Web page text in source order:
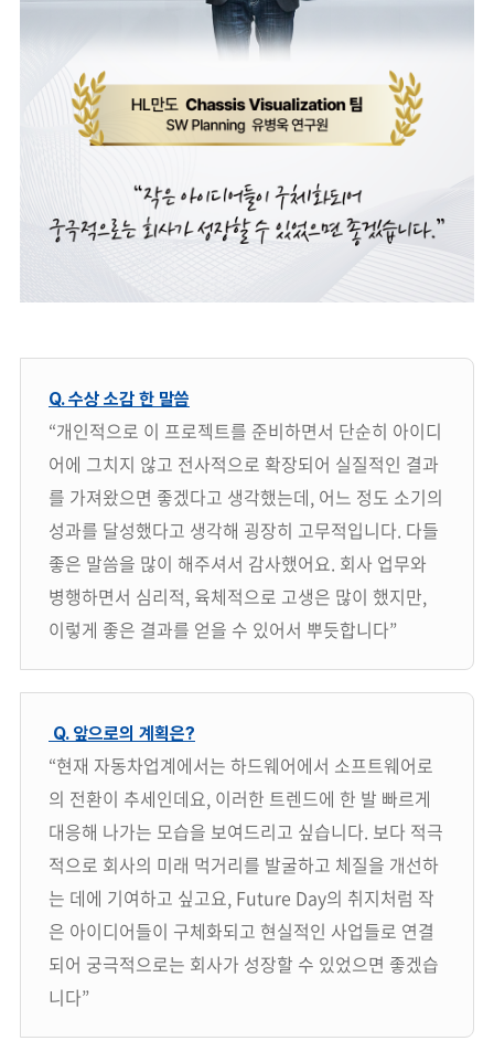
Q. 수상 소감 한 말씀
“개인적으로 이 프로젝트를 준비하면서 단순히 아이디
어에 그치지 않고 전사적으로 확장되어 실질적인 결과
를 가져왔으면 좋겠다고 생각했는데, 어느 정도 소기의
성과를 달성했다고 생각해 굉장히 고무적입니다. 다들
좋은 말씀을 많이 해주셔서 감사했어요. 회사 업무와
병행하면서 심리적, 육체적으로 고생은 많이 했지만,
이렇게 좋은 결과를 얻을 수 있어서 뿌듯합니다”
Q. 앞으로의 계획은?
“현재 자동차업계에서는 하드웨어에서 소프트웨어로
의 전환이 추세인데요, 이러한 트렌드에 한 발 빠르게
대응해 나가는 모습을 보여드리고 싶습니다. 보다 적극
적으로 회사의 미래 먹거리를 발굴하고 체질을 개선하
는 데에 기여하고 싶고요, Future Day의 취지처럼 작
은 아이디어들이 구체화되고 현실적인 사업들로 연결
되어 궁극적으로는 회사가 성장할 수 있었으면 좋겠습
니다”